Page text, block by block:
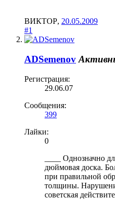
ВИКТОР, 20.05.2009
#1
ADSemenov
Регистрация:
29.06.07
Сообщения:
399
Лайки:
0
____ Однозначно
дюймовая доска.
при правильной
толщины.
советская